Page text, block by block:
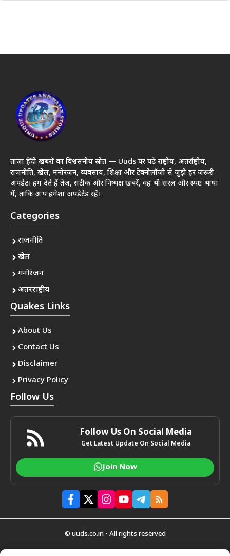
ताज़ा हिंदी खबरों का विश्वसनीय स्रोत — Uuds पर पढ़ें राष्ट्रीय, अंतर्राष्ट्रीय,
राजनीति, खेल, मनोरंजन, व्यवसाय, शिक्षा और टेक्नोलॉजी से जुड़ी हर जरूरी
अपडेट। हम देते हैं तेज़, सटीक और निष्पक्ष खबरें, वह भी सरल और स्पष्ट भाषा
में, ताकि आप हमेशा अपडेटेड रहें।
Categories
राजनीति
खेल
मनोरंजन
अंतरराष्ट्रीय
Quakes Links
About Us
Contact Us
Disclaimer
Privacy Policy
Follow Us
Follow Us On Social Media
Get Latest Update On Social Media
Join Now
© uuds.co.in • All rights reserved